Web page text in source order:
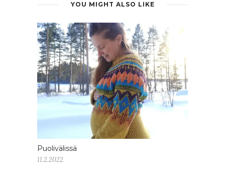
YOU MIGHT ALSO LIKE
Puolivälissä
11.2.2022